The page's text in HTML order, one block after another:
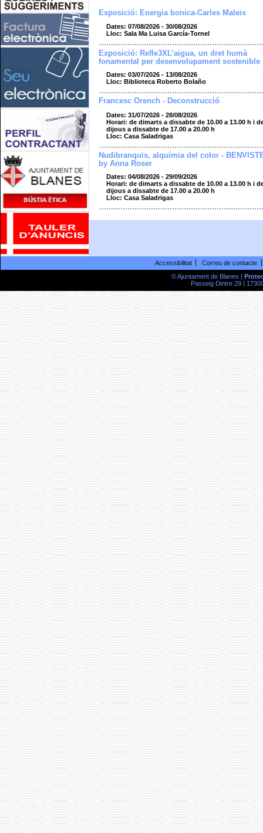
Exposició: Energia bonica-Carles Maleis
Dates: 07/08/2026 - 30/08/2026
Lloc: Sala Ma Luisa García-Tornel
Exposició: Refle3XL’aigua, un dret humà
fonamental per desenvolupament sostenible
Dates: 03/07/2026 - 13/08/2026
Lloc: Biblioteca Roberto Bolaño
Francesc Orench - Deconstrucció
Dates: 31/07/2026 - 28/08/2026
Horari: de dimarts a dissabte de 10.00 a 13.00 h i
dijous a dissabte de 17.00 a 20.00 h
Lloc: Casa Saladrigas
Nudibranquis, alquímia del color -
by Anna Roser
Dates: 04/08/2026 - 29/09/2026
Horari: de dimarts a dissabte de 10.00 a 13.00 h i
dijous a dissabte de 17.00 a 20.00 h
Lloc: Casa Saladrigas
Accessibilitat
Correu de contacte
© Ajuntament de Blanes |
Passeig Dintre 29 |